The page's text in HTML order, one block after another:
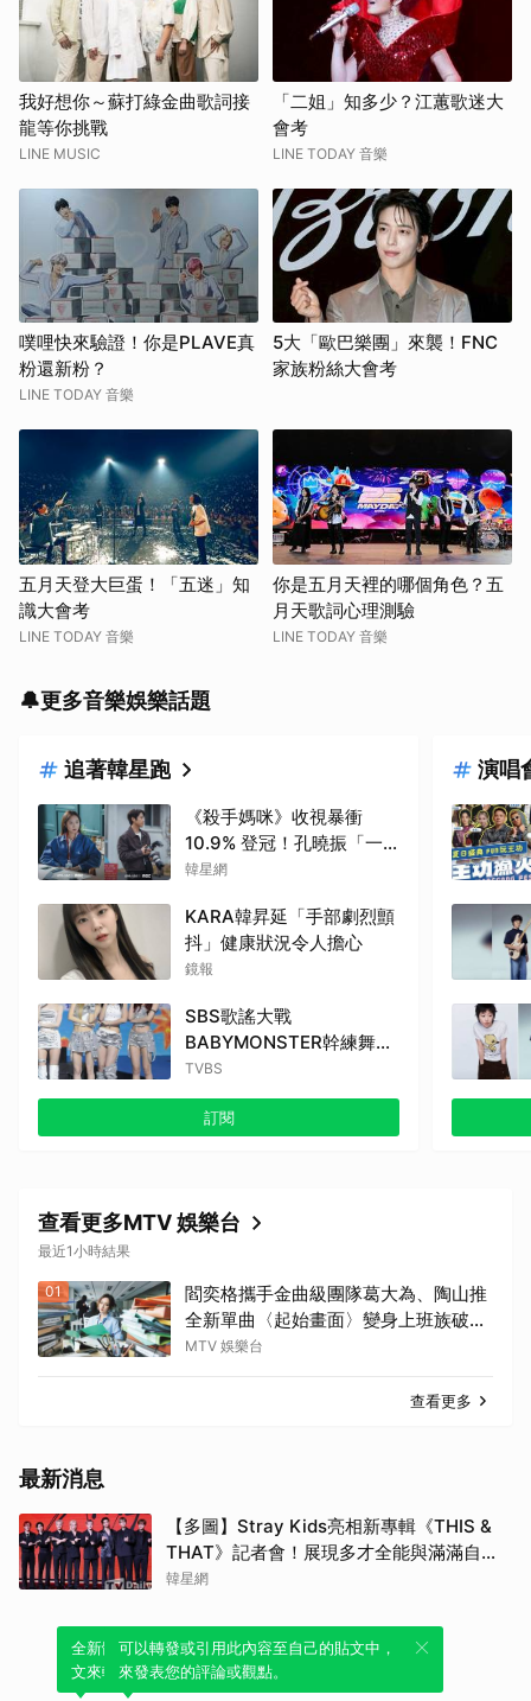
我好想你～蘇打綠金曲歌詞接
龍等你挑戰
LINE MUSIC
「二姐」知多少？江蕙歌迷大
會考
LINE TODAY 音樂
噗哩快來驗證！你是PLAVE真
粉還新粉？
LINE TODAY 音樂
5大「歐巴樂團」來襲！FNC
家族粉絲大會考
五月天登大巨蛋！「五迷」知
識大會考
LINE TODAY 音樂
你是五月天裡的哪個角色？五
月天歌詞心理測驗
LINE TODAY 音樂
🔔更多音樂娛樂話題
追著韓星跑
《殺手媽咪》收視暴衝
10.9% 登冠！孔曉振「一
槍爆頭」極惡犯，神秘竊聽
韓星網
KARA韓昇延「手部劇烈顫
抖」健康狀況令人擔心
鏡報
SBS歌謠大戰
BABYMONSTER幹練舞台
裝辣翻
TVBS
訂閱
演唱
查看更多MTV 娛樂台
最近1小時結果
01
閻奕格攜手金曲級團隊葛大為、陶山推
全新單曲〈起始畫面〉變身上班族破關
冒險
MTV 娛樂台
查看更多
最新消息
【多圖】Stray Kids亮相新專輯《THIS &
THAT》記者會！展現多才全能與滿滿自
信，預告「以熱治熱」炸裂夏日音樂圈
韓星網
全新體驗！一鍵引用此內容，透過發布貼
文來輕鬆表達個人立場。
可以轉發或引用此內容至自己的貼文中，
來發表您的評論或觀點。